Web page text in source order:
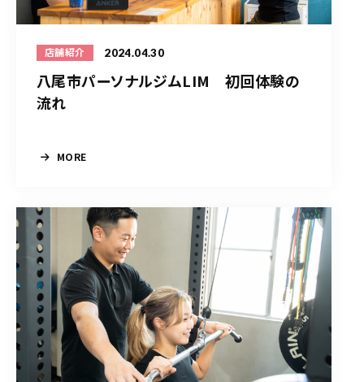
店舗紹介 2024.04.30
八尾市パーソナルジムLIM 初回体験の
流れ
MORE